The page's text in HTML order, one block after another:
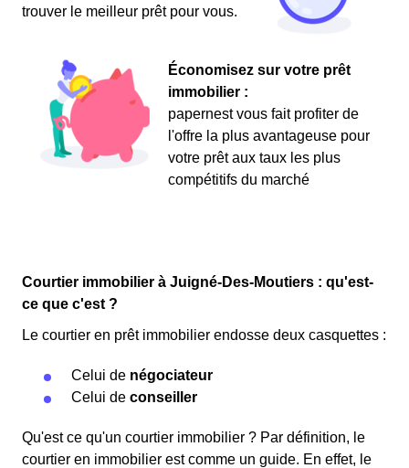
trouver le meilleur prêt pour vous.
Économisez sur votre prêt
immobilier :
papernest vous fait profiter de
l'offre la plus avantageuse pour
votre prêt aux taux les plus
compétitifs du marché
Courtier immobilier à Juigné-Des-Moutiers : qu'est-
ce que c'est ?
Le courtier en prêt immobilier endosse deux casquettes :
Celui de négociateur
Celui de conseiller
Qu'est ce qu'un courtier immobilier ? Par définition, le
courtier en immobilier est comme un guide. En effet, le